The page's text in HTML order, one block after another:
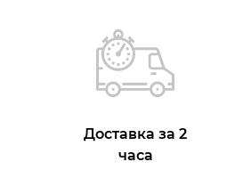
Доставка за 2
часа